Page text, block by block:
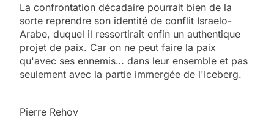
La confrontation décadaire pourrait bien de la
sorte reprendre son identité de conflit Israelo-
Arabe, duquel il ressortirait enfin un authentique
projet de paix. Car on ne peut faire la paix
qu'avec ses ennemis… dans leur ensemble et pas
seulement avec la partie immergée de l'Iceberg.
Pierre Rehov